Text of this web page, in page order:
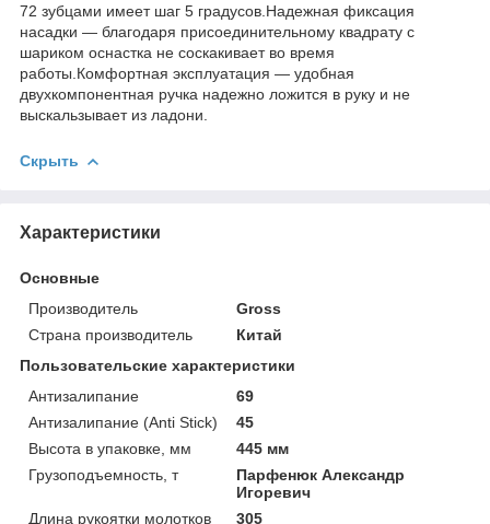
72 зубцами имеет шаг 5 градусов.Надежная фиксация
насадки — благодаря присоединительному квадрату с
шариком оснастка не соскакивает во время
работы.Комфортная эксплуатация — удобная
двухкомпонентная ручка надежно ложится в руку и не
выскальзывает из ладони.
Скрыть
Характеристики
Основные
Производитель
Gross
Страна производитель
Китай
Пользовательские характеристики
Антизалипание
69
Антизалипание (Anti Stick)
45
Высота в упаковке, мм
445 мм
Грузоподъемность, т
Парфенюк Александр
Игоревич
Длина рукоятки молотков
305